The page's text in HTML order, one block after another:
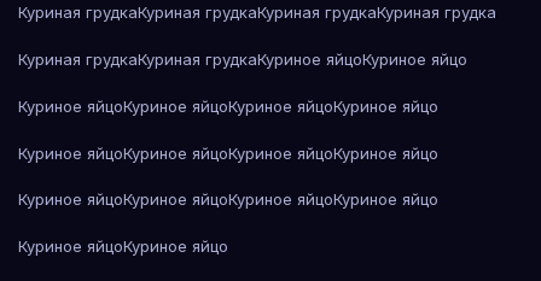
Куриная грудкаКуриная грудкаКуриная грудкаКуриная грудка
Куриная грудкаКуриная грудкаКуриное яйцоКуриное яйцо
Куриное яйцоКуриное яйцоКуриное яйцоКуриное яйцо
Куриное яйцоКуриное яйцоКуриное яйцоКуриное яйцо
Куриное яйцоКуриное яйцоКуриное яйцоКуриное яйцо
Куриное яйцоКуриное яйцо